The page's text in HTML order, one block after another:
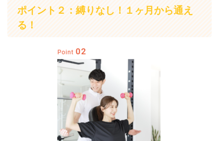
ポイント２：縛りなし！１ヶ月から通え
る！